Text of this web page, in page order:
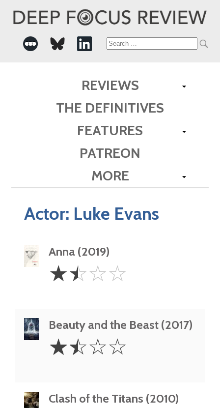
Search
REVIEWS
THE DEFINITIVES
FEATURES
PATREON
MORE
Actor: Luke Evans
Anna (2019)
1.5
Stars
☆☆☆☆
Beauty and the Beast (2017)
1.5
Stars
☆☆☆☆
Clash of the Titans (2010)